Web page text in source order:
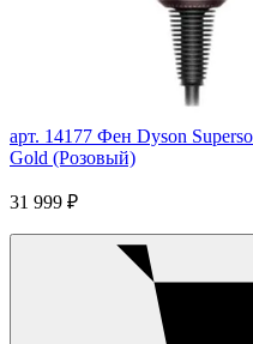
арт. 14177 Фен Dyson
Gold (Розовый)
31 999 ₽